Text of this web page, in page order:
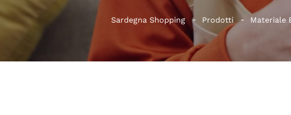
Sardegna Shopping Prodotti Materiale